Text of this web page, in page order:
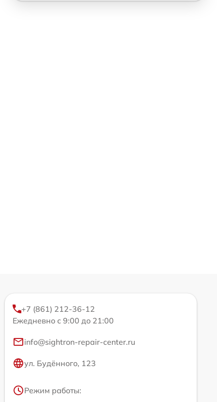
+7 (861) 212-36-12
Ежедневно с 9:00 до 21:00
info@sightron-repair-center.ru
ул. Будённого, 123
Режим работы: